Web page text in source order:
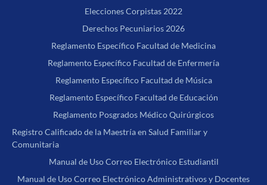
Elecciones Corpistas 2022
Derechos Pecuniarios 2026
Reglamento Específico Facultad de Medicina
Reglamento Específico Facultad de Enfermería
Reglamento Específico Facultad de Música
Reglamento Específico Facultad de Educación
Reglamento Posgrados Médico Quirúrgicos
Registro Calificado de la Maestría en Salud Familiar y
Comunitaria
Manual de Uso Correo Electrónico Estudiantil
Manual de Uso Correo Electrónico Administrativos y Docentes